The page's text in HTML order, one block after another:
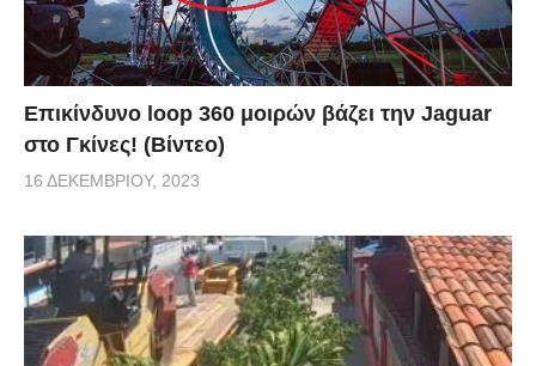
Επικίνδυνο loop 360 μοιρών βάζει την Jaguar
στο Γκίνες! (Βίντεο)
16 ΔΕΚΕΜΒΡΊΟΥ, 2023